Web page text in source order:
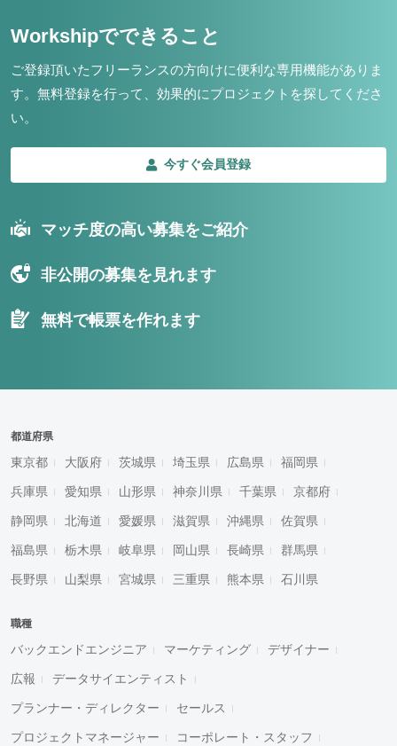
Workshipでできること
ご登録頂いたフリーランスの方向けに便利な専用機能がありま
す。 無料登録を行って、効果的にプロジェクトを探してくださ
い。
今すぐ会員登録
マッチ度の高い募集をご紹介
非公開の募集を見れます
無料で帳票を作れます
都道府県
東京都 大阪府 茨城県 埼玉県 広島県 福岡県
兵庫県 愛知県 山形県 神奈川県 千葉県 京都府
静岡県 北海道 愛媛県 滋賀県 沖縄県 佐賀県
福島県 栃木県 岐阜県 岡山県 長崎県 群馬県
長野県 山梨県 宮城県 三重県 熊本県 石川県
職種
バックエンドエンジニア マーケティング デザイナー
広報 データサイエンティスト
プランナー・ディレクター セールス
プロジェクトマネージャー コーポレート・スタッフ